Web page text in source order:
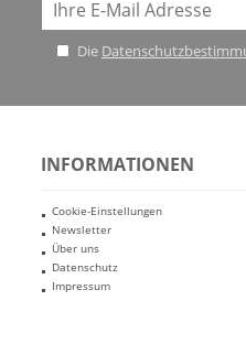
Die
INFORMATIONEN
Cookie-Einstellungen
Newsletter
Über uns
Datenschutz
Impressum